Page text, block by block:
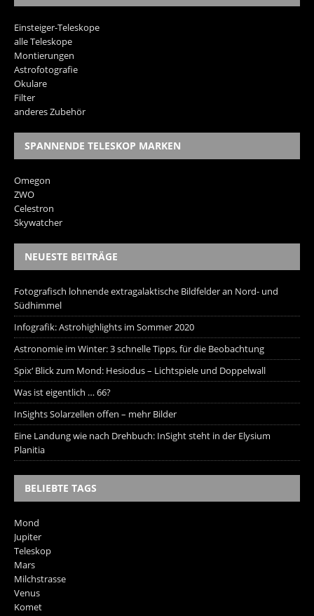
Einsteiger-Teleskope
alle Teleskope
Montierungen
Astrofotografie
Okulare
Filter
anderes Zubehör
SPANNENDE TELESKOP MARKEN
Omegon
ZWO
Celestron
Skywatcher
NEUESTE BEITRÄGE
Fotografisch lohnende extragalaktische Bildfelder an Nord- und
Südhimmel
Infografik: Astrohighlights im Sommer 2020
Astronomie im Winter: 3 schnelle Tipps, für die Beobachtung
Spix‘ Blick zum Mond: Hesiodus – Lichtspiele und Doppelwall
Was ist eigentlich … 66?
InSights Solarzellen offen – mehr Bilder
Eine Landung wie nach Drehbuch: InSight steht in der Elysium
Planitia
BELIEBTE TAGS
Mond
Jupiter
Teleskop
Mars
Milchstrasse
Venus
Komet